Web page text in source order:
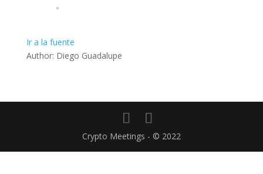
Ir a la fuente
Author: Diego Guadalupe
Crypto Meetings - © 2022